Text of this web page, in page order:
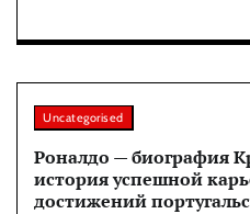
Uncategorised
Роналдо — биография
история успешной
достижений